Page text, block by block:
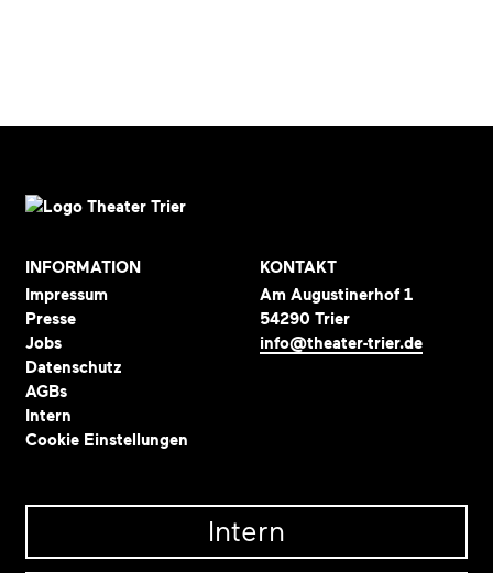
INFORMATION
Impressum
Presse
Jobs
Datenschutz
AGBs
Intern
Cookie Einstellungen
KONTAKT
Am Augustinerhof 1
54290 Trier
info@theater-trier.de
Intern